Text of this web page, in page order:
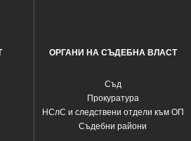
ОРГАНИ НА СЪДЕБНА ВЛАСТ
Съд
Прокуратура
НСлС и следствени отдели към ОП
Съдебни райони